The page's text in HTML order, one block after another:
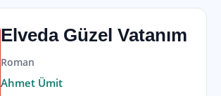
Elveda Güzel Vatanım
Roman
Ahmet Ümit